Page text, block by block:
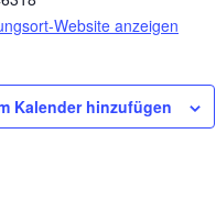
Website anzeigen
Kalender hinzufügen